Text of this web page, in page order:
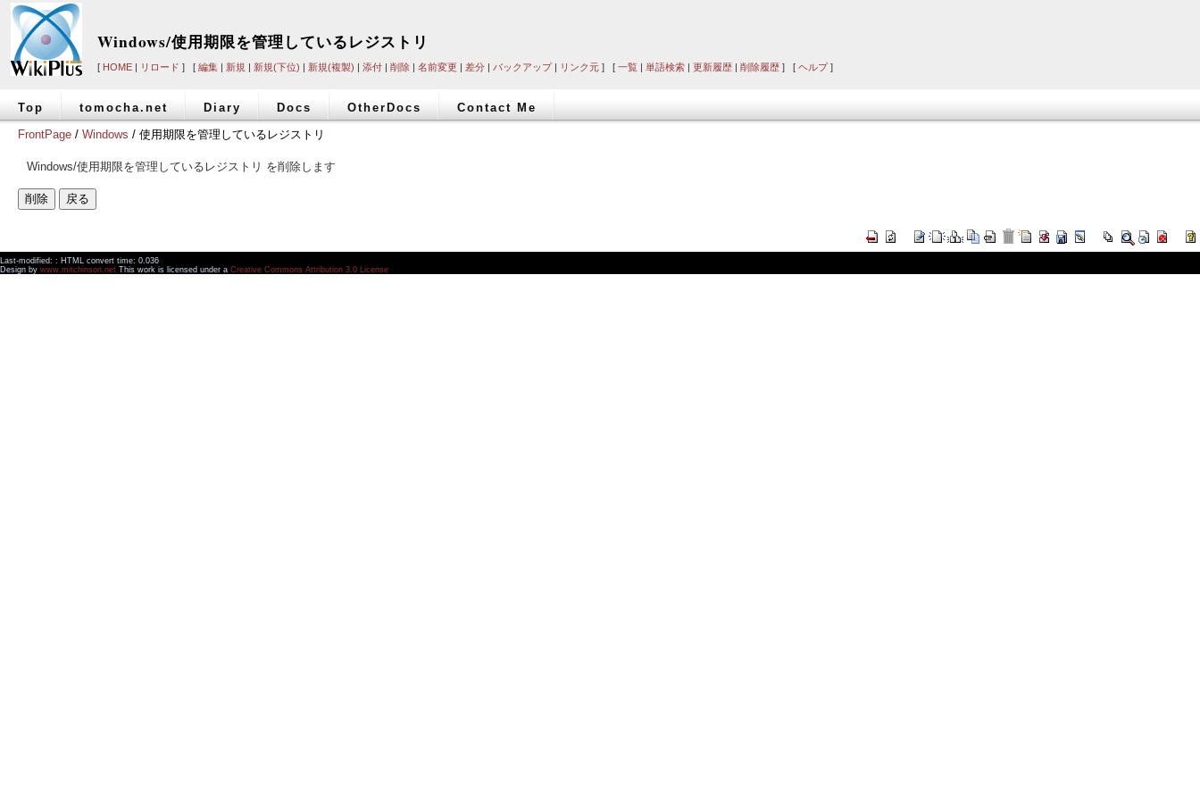
Windows/使用期限を管理しているレジストリ
[ HOME | リロード ] [ 編集 | 新規 | 新規(下位) | 新規(複製) | 添付 | 削除 | 名前変更 | 差分 | バックアップ| リンク元 ] [ 一覧 | 単語検索 | 更新履歴 | 削除履歴 ] [ ヘルプ]
Top tomocha.net Diary Docs OtherDocs
Contact Me
FrontPage / Windows / 使用期限を管理しているレジストリ
Windows/使用期限を管理しているレジストリ を削除します
Last-modified: : HTML convert time: 0.036
Design by www.mitchinson.net This work is licensed under a Creative Commons Attribution 3.0 License